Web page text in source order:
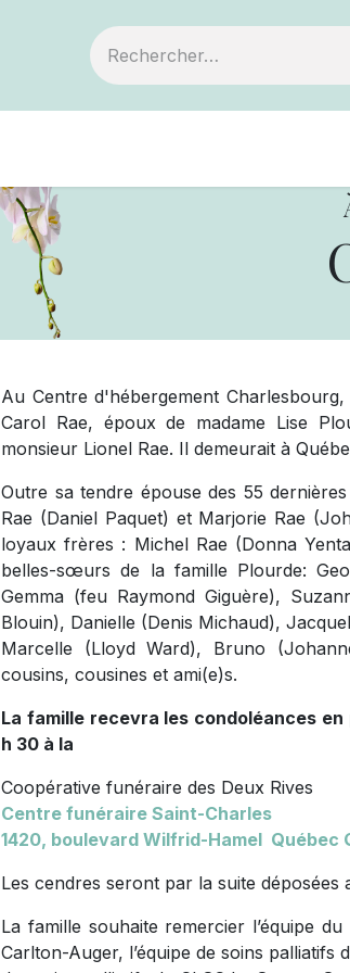
Au Centre d'hébergement
Carol Rae, époux de madame Lise
monsieur Lionel Rae. Il demeurait à
Outre sa tendre épouse des 55
Rae (Daniel Paquet) et Marjorie Rae
loyaux frères : Michel Rae (Donna
belles-sœurs de la famille Plourde:
Gemma (feu Raymond Giguère),
Blouin), Danielle (Denis Michaud),
Marcelle (Lloyd Ward), Bruno
cousins, cousines et ami(e)s.
La famille recevra les condoléances
h 30 à la
Coopérative funéraire des Deux Rives
Centre funéraire Saint-Charles
1420, boulevard Wilfrid-Hamel Québec
Les cendres seront par la suite déposées
La famille souhaite remercier l’équipe
Carlton-Auger, l’équipe de soins palliatifs